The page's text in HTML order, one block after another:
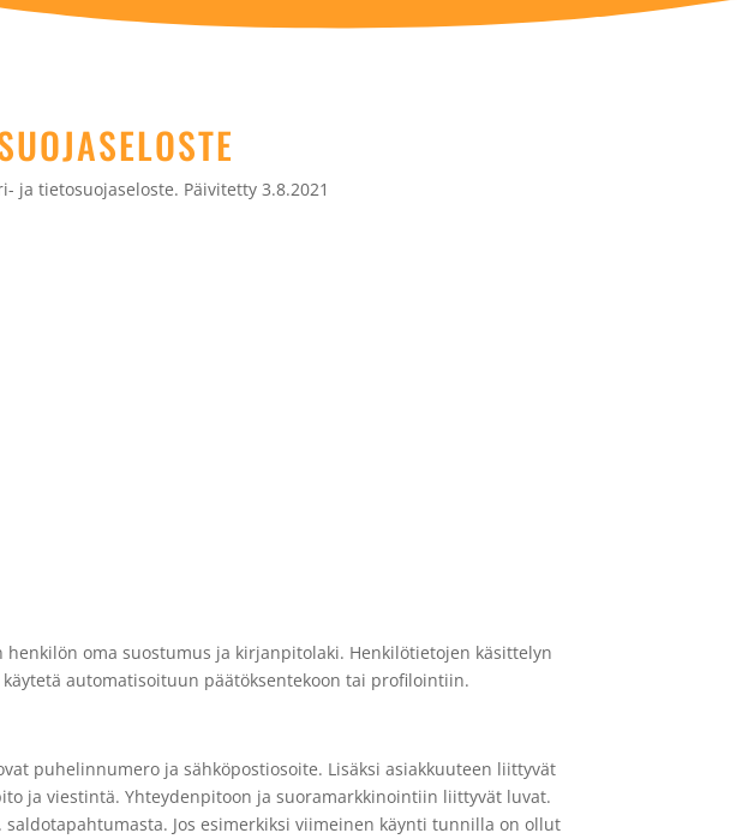
ja tietosuojaseloste. Päivitetty 3.8.2021
oma suostumus ja kirjanpitolaki. Henkilötietojen käsittelyn
automatisoituun päätöksentekoon tai profilointiin.
puhelinnumero ja sähköpostiosoite. Lisäksi asiakkuuteen liittyvät
ja viestintä. Yhteydenpitoon ja suoramarkkinointiin liittyvät luvat.
saldotapahtumasta. Jos esimerkiksi viimeinen käynti tunnilla on ollut